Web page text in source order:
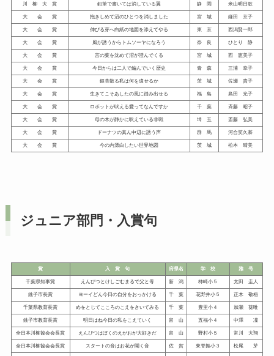
川 柳 大 賞 鉛筆で書いては消している翼 静 岡 米山明日歌
大 会 賞 抱きしめて沼のひとつを消しました 宮 城 鎌田 京子
大 会 賞 伸びる芽へ白紙の地図を添えてやる 東 京 西潟賢一郎
大 会 賞 風が誘うからトムソーヤになろう 奈 良 ひとり 静
大 会 賞 言の葉を沈めて沼が澄んでくる 宮 城 西 恵美子
大 会 賞 今日からは二人で編んでいく歴史 青 森 三浦 幸子
大 会 賞 銀杏散る私は何を遺せるか 茨 城 佐瀬 貴子
大 会 賞 生きてこそあしたの風に踏み出せる 福 島 島田 光子
大 会 賞 ロボットが吠える愛ってなんですか 千 葉 斉藤 昭子
大 会 賞 母の木が静かに吠えている非戦 埼 玉 斎藤 弘美
大 会 賞 ドーナツの真ん中辺に誘う声 群 馬 河合笑久慕
大 会 賞 今の内漂白したい世界地図 茨 城 松本 晴美
ジュニア部門・入賞句
賞 入 賞 句 府県名 学 校 雅 号
千葉県知事賞 えんぴつとけしごむまるで父と母 新 潟 柿崎小５ 太田 圭人
銚子市長賞 ヨーイどん今日の自分をおっかける 千 葉 花野井小５ 正木 敬梧
千葉県教育長賞 めをとじてこころのこえをきいてみる 千 葉 豊里小４ 加瀬 葵唯
銚子市教育長賞 明日はね今日の私をこえていく 富 山 五福小４ 中澤 凜
全日本川柳協会会長賞 えんぴつはぼくのえがおが大好きだ 富 山 野村小５ 常川 大翔
全日本川柳協会会長賞 スタートの音はお花が開く音 佐 賀 東脊振小３ 松尾 芽